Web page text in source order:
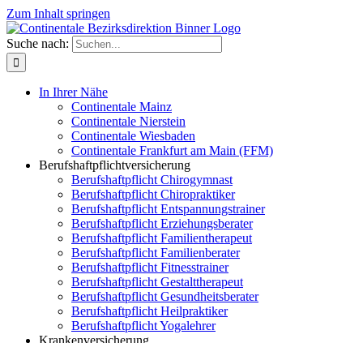
Zum Inhalt springen
Suche nach:
In Ihrer Nähe
Continentale Mainz
Continentale Nierstein
Continentale Wiesbaden
Continentale Frankfurt am Main (FFM)
Berufshaftpflichtversicherung
Berufshaftpflicht Chirogymnast
Berufshaftpflicht Chiropraktiker
Berufshaftpflicht Entspannungstrainer
Berufshaftpflicht Erziehungsberater
Berufshaftpflicht Familientherapeut
Berufshaftpflicht Familienberater
Berufshaftpflicht Fitnesstrainer
Berufshaftpflicht Gestalttherapeut
Berufshaftpflicht Gesundheitsberater
Berufshaftpflicht Heilpraktiker
Berufshaftpflicht Yogalehrer
Krankenversicherung